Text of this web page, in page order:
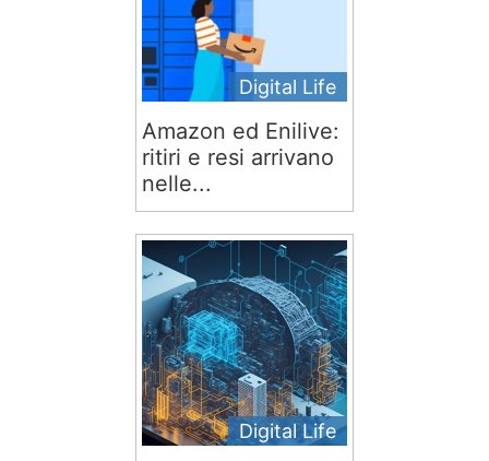
Digital Life
Amazon ed Enilive:
ritiri e resi arrivano
nelle...
Digital Life